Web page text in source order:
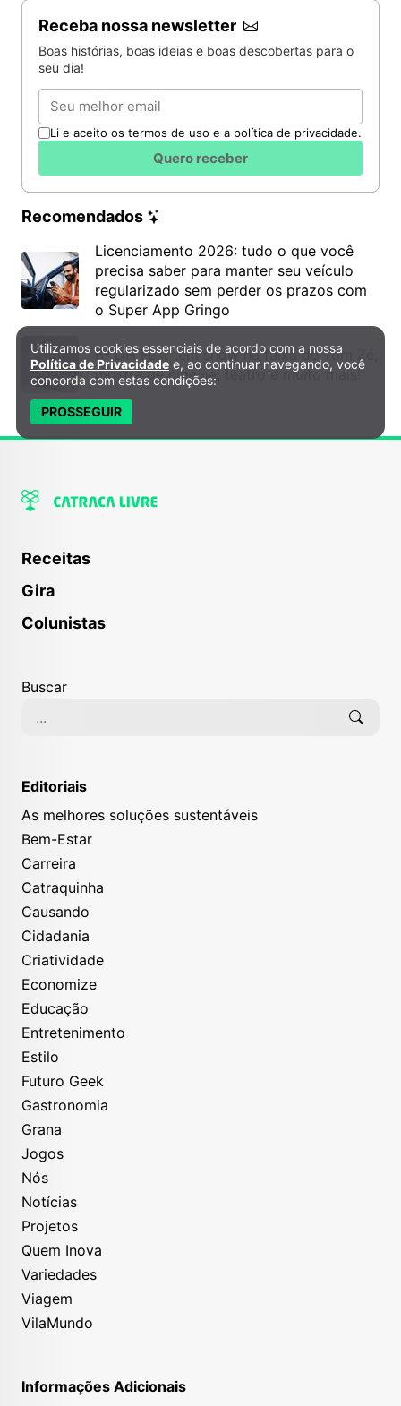
Receba nossa newsletter
Boas histórias, boas ideias e boas descobertas para o
seu dia!
Email
Li e aceito os termos de uso e a política de privacidade.
Quero receber
Recomendados
Licenciamento 2026: tudo o que você
precisa saber para manter seu veículo
regularizado sem perder os prazos com
o Super App Gringo
6º DH Fest tem show na faixa de Tom Zé,
mostra de cinema, teatro e muito mais!
Receitas
Gira
Colunistas
Buscar
Editoriais
As melhores soluções sustentáveis
Bem-Estar
Carreira
Catraquinha
Causando
Cidadania
Criatividade
Economize
Educação
Entretenimento
Estilo
Futuro Geek
Gastronomia
Grana
Jogos
Nós
Notícias
Projetos
Quem Inova
Variedades
Viagem
VilaMundo
Informações Adicionais
Política de Privacidade e Cookies
Utilizamos cookies essenciais de acordo com a nossa
Política de Privacidade e, ao continuar navegando, você
concorda com estas condições:
PROSSEGUIR